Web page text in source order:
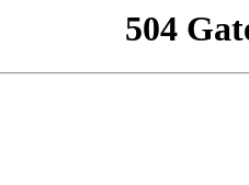
504